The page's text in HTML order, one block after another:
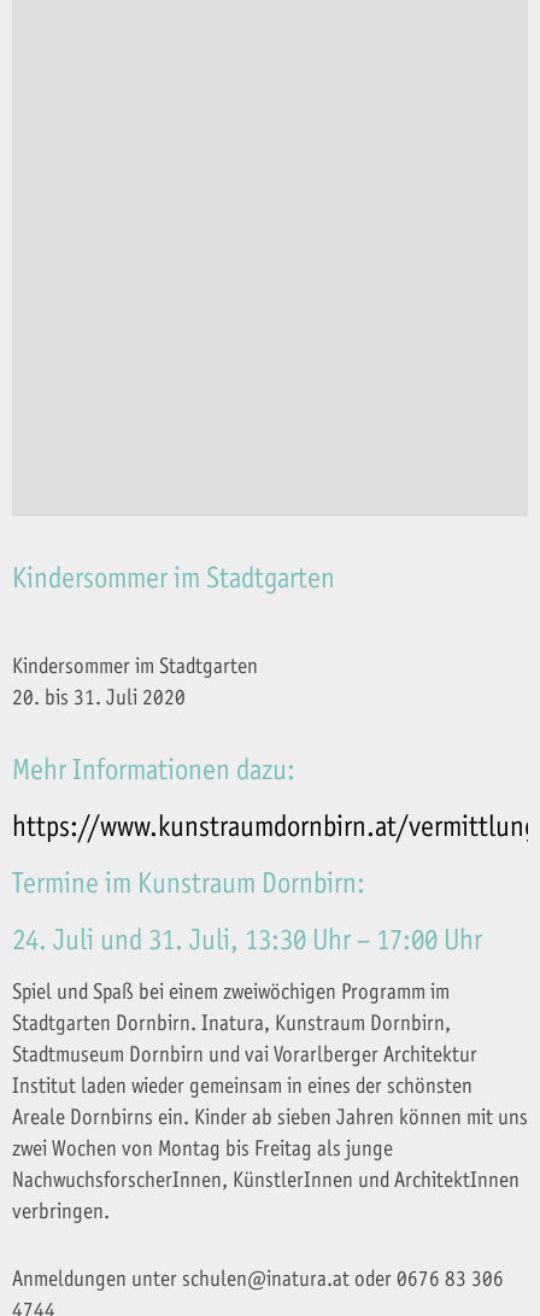
Kindersommer im Stadtgarten
Kindersommer im Stadtgarten
20. bis 31. Juli 2020
Mehr Informationen dazu:
https://www.kunstraumdornbirn.at/
Termine im Kunstraum Dornbirn:
24. Juli und 31. Juli, 13:30 Uhr – 17:00 Uhr
Spiel und Spaß bei einem zweiwöchigen Programm im
Stadtgarten Dornbirn. Inatura, Kunstraum Dornbirn,
Stadtmuseum Dornbirn und vai Vorarlberger Architektur
Institut laden wieder gemeinsam in eines der schönsten
Areale Dornbirns ein. Kinder ab sieben Jahren können mit uns
zwei Wochen von Montag bis Freitag als junge
NachwuchsforscherInnen, KünstlerInnen und ArchitektInnen
verbringen.
Anmeldungen unter schulen@inatura.at oder 0676 83 306
4744